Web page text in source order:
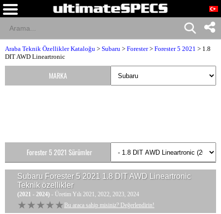
Araba Teknik Özellikler Kataloğu > Subaru > Forester> Forester 5 2021 > 1.8
DIT AWD Lineartronic
Subaru Forester 5 2021 1.8 DIT AWD Lineartronic
Teknik özellikler
(2021 - 2024) - Üretim Yılı 2021, 2022, 2023, 2024
★★★★★
★★★★★ Bu araca sahip misiniz? Değerlendirin!
MARKA
Forester 5 2021 Sürümler